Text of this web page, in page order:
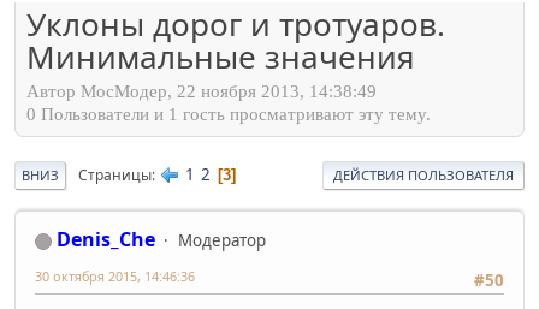
Уклоны дорог и тротуаров.
Минимальные значения
Автор МосМодер, 22 ноября 2013, 14:38:49
0 Пользователи и 1 гость просматривают эту тему.
ВНИЗ Страницы 1 2 3 ДЕЙСТВИЯ ПОЛЬЗОВАТЕЛЯ
Denis_Che
Модератор
#50
30 октября 2015, 14:46:36